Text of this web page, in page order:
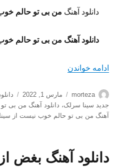
دانلود آهنگ من بی تو حالم
دانلود آهنگ من بی تو حالم
ادامه خواندن
نویسنده
morteza
ارسال
شده
در
مارس 1, 2022
جدید سینا سرلک، دانلود آهنگ من بی
آهنگ من بی تو حالم خوب نیست از
دانلود آهنگ بغض